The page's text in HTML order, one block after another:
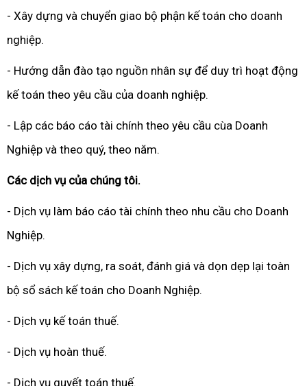
- Xây dựng và chuyển giao bộ phận kế toán cho doanh
nghiệp.
- Hướng dẫn đào tạo nguồn nhân sự để duy trì hoạt động
kế toán theo yêu cầu của doanh nghiệp.
- Lập các báo cáo tài chính theo yêu cầu cùa Doanh
Nghiệp và theo quý, theo năm.
Các dịch vụ của chúng tôi.
- Dịch vụ làm báo cáo tài chính theo nhu cầu cho Doanh
Nghiệp.
- Dịch vụ xây dựng, ra soát, đánh giá và dọn dẹp lại toàn
bộ sổ sách kế toán cho Doanh Nghiệp.
- Dịch vụ kế toán thuế.
- Dịch vụ hoàn thuế.
- Dịch vụ quyết toán thuế.